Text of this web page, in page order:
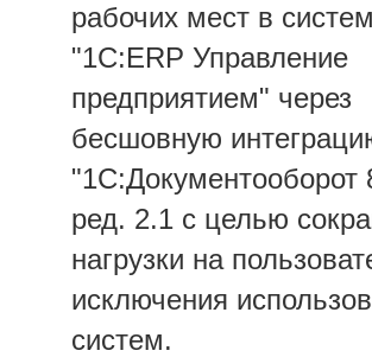
рабочих мест в
"1С:ERP Управление
предприятием" через
бесшовную
ред. 2.1 с целью
нагрузки на
исключения
систем.